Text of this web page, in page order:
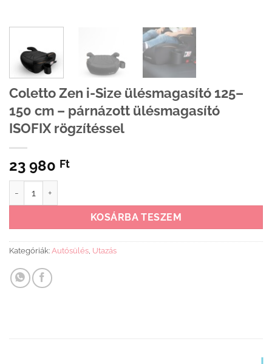
Coletto Zen i-Size ülésmagasító 125–
150 cm – párnázott ülésmagasító
ISOFIX rögzítéssel
23 980 Ft
KOSÁRBA TESZEM
Kategóriák: Autósülés, Utazás